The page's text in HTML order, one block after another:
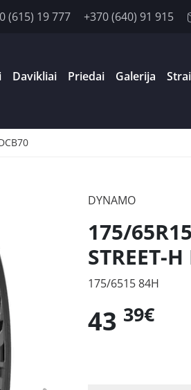
(615) 19 777 +370 (640) 91 915
Davikliai Priedai Galerija
DYNAMO
175/
STREET-
175/6515 84H
43 39€